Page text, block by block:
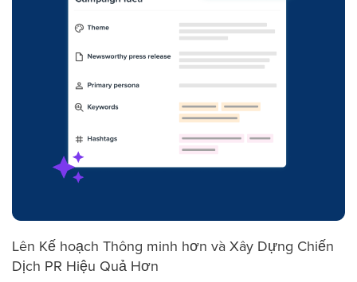
Lên Kế hoạch Thông minh hơn và Xây Dựng Chiến
Dịch PR Hiệu Quả Hơn